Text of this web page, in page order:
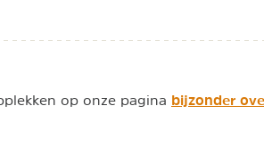
op onze pagina bijzonder